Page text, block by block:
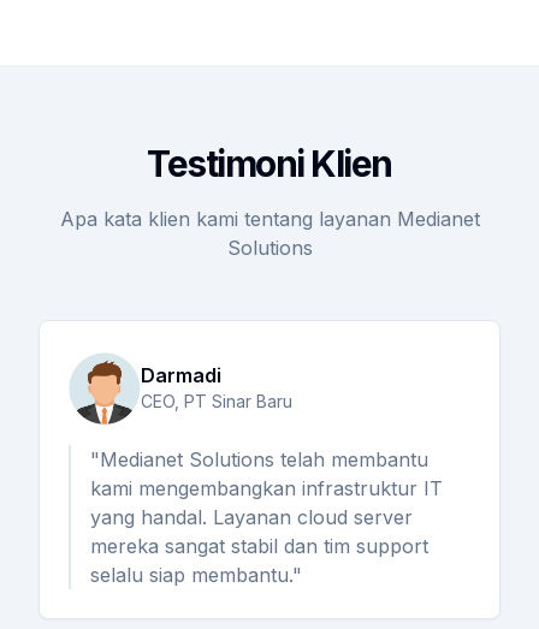
Testimoni Klien
Apa kata klien kami tentang layanan Medianet
Solutions
Darmadi
CEO, PT Sinar Baru
"Medianet Solutions telah membantu
kami mengembangkan infrastruktur IT
yang handal. Layanan cloud server
mereka sangat stabil dan tim support
selalu siap membantu."